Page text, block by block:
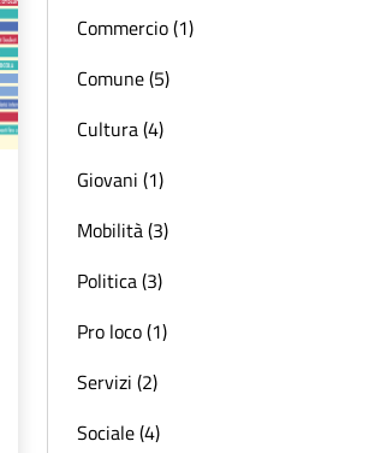
Commercio (1)
Comune (5)
Cultura (4)
Giovani (1)
Mobilità (3)
Politica (3)
Pro loco (1)
Servizi (2)
Sociale (4)